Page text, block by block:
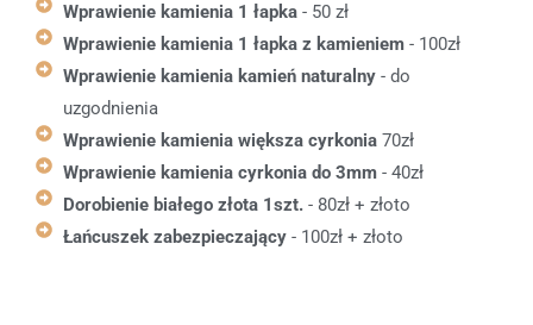
Wprawienie kamienia 1 łapka - 50 zł
Wprawienie kamienia 1 łapka z kamieniem - 100zł
Wprawienie kamienia kamień naturalny - do
uzgodnienia
Wprawienie kamienia większa cyrkonia 70zł
Wprawienie kamienia cyrkonia do 3mm - 40zł
Dorobienie białego złota 1szt. - 80zł + złoto
Łańcuszek zabezpieczający - 100zł + złoto